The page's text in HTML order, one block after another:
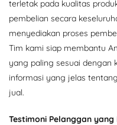
terletak pada kualitas
pembelian secara
menyediakan proses
Tim kami siap membantu
yang paling sesuai dengan
informasi yang jelas
jual.
Testimoni Pelanggan